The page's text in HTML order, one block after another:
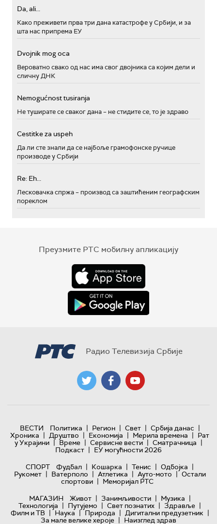
Da, ali...
Како преживети прва три дана катастрофе у Србији, и за
шта нас припрема ЕУ
Dvojnik mog oca
Вероватно свако од нас има свог двојника са којим дели и
сличну ДНК
Nemogućnost tusiranja
Не туширате се сваког дана – не стидите се, то је здраво
Cestitke za uspeh
Да ли сте знали да се најбоље грамофонске ручице
производе у Србији
Re: Eh...
Лесковачка спржа – производ са заштићеним географским
пореклом
Преузмите РТС мобилну апликацију
Радио Телевизија Србије
ВЕСТИ Политика | Регион | Свет | Србија данас |
Хроника | Друштво | Економија | Мерила времена | Рат
у Украјини | Време | Сервисне вести | Сматрачница |
Подкаст | ЕУ могућности 2026
СПОРТ
Фудбал | Кошарка | Тенис | Одбојка |
Рукомет | Ватерполо | Атлетика | Ауто-мото | Остали
спортови | Меморијал РТС
МАГАЗИН
Живот | Занимљивости | Музика |
Технологијa | Путујемо | Свет познатих | Здравље |
Филм и ТВ | Наука | Природа | Дигитални предузетник |
За мале велике хероје | Наизглед здрав